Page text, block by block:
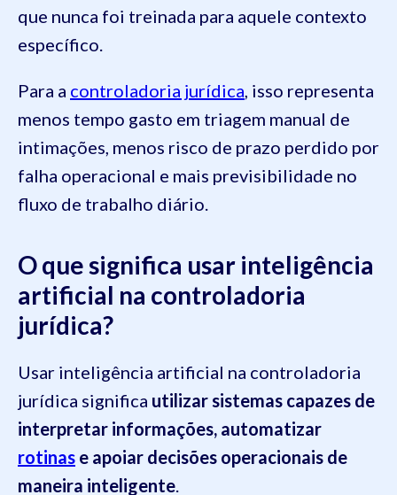
que nunca foi treinada para aquele contexto
específico.
Para a controladoria jurídica, isso representa
menos tempo gasto em triagem manual de
intimações, menos risco de prazo perdido por
falha operacional e mais previsibilidade no
fluxo de trabalho diário.
O que significa usar inteligência
artificial na controladoria
jurídica?
Usar inteligência artificial na controladoria
jurídica significa utilizar sistemas capazes de
interpretar informações, automatizar
rotinas e apoiar decisões operacionais de
maneira inteligente.